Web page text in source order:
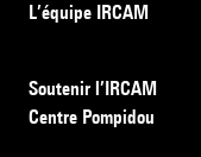
L’équipe IRCAM
Soutenir l’IRCAM
Centre Pompidou